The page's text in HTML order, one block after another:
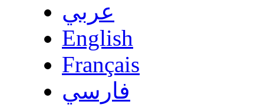
عربي
English
Français
فارسي